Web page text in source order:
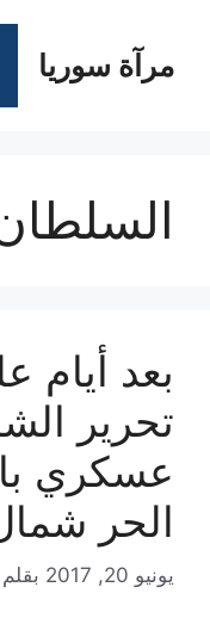
المحتوىمرآة سوريا
بعد أيام
تحرير
عسكري
الحر
يونيو 20, 2017 بقلم